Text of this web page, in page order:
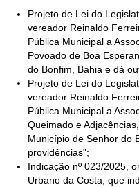
Projeto de Lei do
vereador Reinaldo
Pública Municipal a
Povoado de Boa
do Bonfim, Bahia e dá
Projeto de Lei do
vereador Reinaldo
Pública Municipal a
Queimado e
Município de Senhor do
providências”;
Indicação nº 023/2025,
Urbano da Costa, que